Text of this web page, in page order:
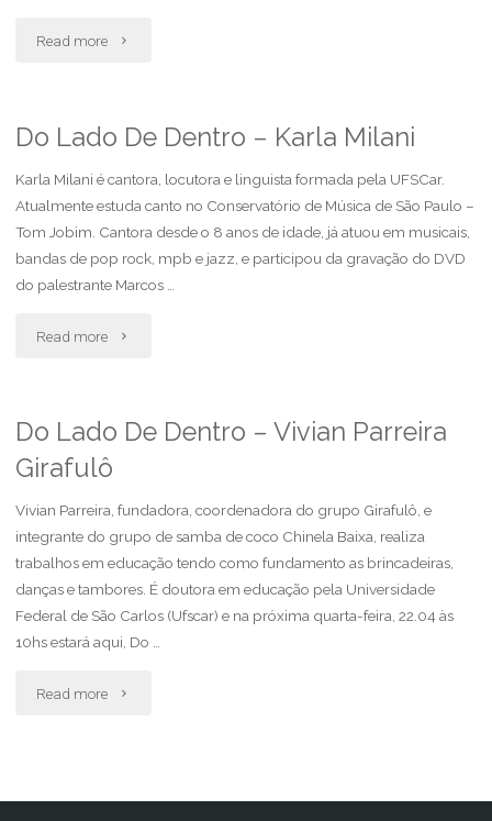
Read more "Do
De
–
Rogério
Do Lado De Dentro – Karla Milani
Karla Milani é cantora, locutora e linguista formada pela UFSCar.
Atualmente estuda canto no Conservatório de Música de São Paulo –
Tom Jobim. Cantora desde o 8 anos de idade, já atuou em musicais,
bandas de pop rock, mpb e jazz, e participou da gravação do DVD
do palestrante Marcos …
Read more "Do
De
Dentro
–
Karla
Milani"
Do Lado De Dentro – Vivian Parreira
Girafulô
Vivian Parreira, fundadora, coordenadora do grupo Girafulô, e
integrante do grupo de samba de coco Chinela Baixa, realiza
trabalhos em educação tendo como fundamento as brincadeiras,
danças e tambores. É doutora em educação pela Universidade
Federal de São Carlos (Ufscar) e na próxima quarta-feira, 22.04 às
10hs estará aqui, Do …
Read more "Do